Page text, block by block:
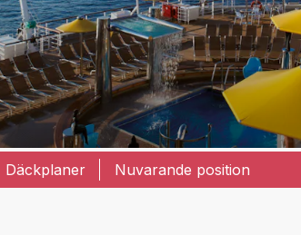
Däckplaner Nuvarande position